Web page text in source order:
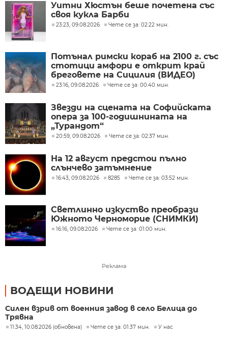
Уитни Хюстън беше почетена със
своя кукла Барби
23:23, 09.08.2026 Чете се за: 02:22 мин.
Потънал римски кораб на 2100 г. със
стотици амфори е открит край
бреговете на Сицилия (ВИДЕО)
23:16, 09.08.2026 Чете се за: 00:40 мин.
Звезди на сцената на Софийската
опера за 100-годишнината на
„Турандот“
20:59, 09.08.2026 Чете се за: 02:37 мин.
На 12 август предстои пълно
слънчево затъмнение
16:43, 09.08.2026 8285 Чете се за: 03:52 мин.
Светлинно изкуство преобрази
Южното Черноморие (СНИМКИ)
16:16, 09.08.2026 Чете се за: 01:00 мин.
Реклама
ВОДЕЩИ НОВИНИ
Силен взрив от военния завод в село Белица до
Трявна
11:34, 10.08.2026 (обновена) Чете се за: 01:37 мин. У нас